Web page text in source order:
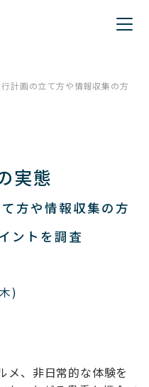
計画の立て方や情報収集の方
実態
方や情報収集の方
ントを調査
)
メ、非日常的な体験を